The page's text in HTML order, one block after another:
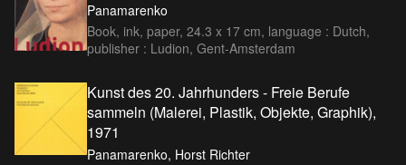
Panamarenko
Book, ink, paper, 24.3 x 17 cm, language : Dutch,
publisher : Ludion, Gent-Amsterdam
Kunst des 20. Jahrhunders - Freie Berufe
sammeln (Malerei, Plastik, Objekte, Graphik),
1971
Panamarenko, Horst Richter